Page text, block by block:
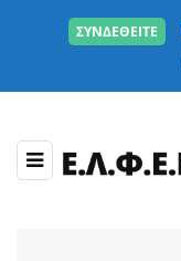
ΣΥΝΔΕΘΕΙΤΕ